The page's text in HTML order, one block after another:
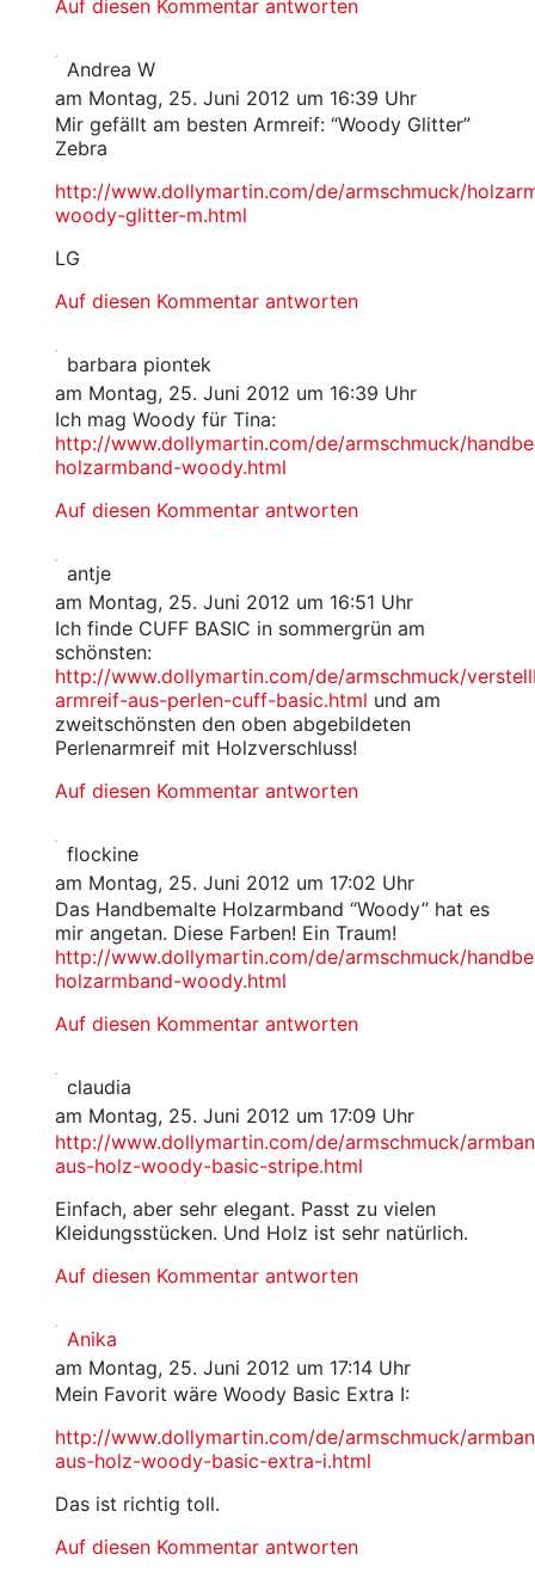
Auf diesen Kommentar antworten
Andrea W
am Montag, 25. Juni 2012 um 16:39 Uhr
Mir gefällt am besten Armreif: “Woody Glitter”
Zebra
http://www.dollymartin.com/de/armschmuck/
woody-glitter-m.html
LG
Auf diesen Kommentar antworten
barbara piontek
am Montag, 25. Juni 2012 um 16:39 Uhr
Ich mag Woody für Tina:
http://www.dollymartin.com/de/armschmuck/
holzarmband-woody.html
Auf diesen Kommentar antworten
antje
am Montag, 25. Juni 2012 um 16:51 Uhr
Ich finde CUFF BASIC in sommergrün am
schönsten:
http://www.dollymartin.com/de/armschmuck/
armreif-aus-perlen-cuff-basic.html und am
zweitschönsten den oben abgebildeten
Perlenarmreif mit Holzverschluss!
Auf diesen Kommentar antworten
flockine
am Montag, 25. Juni 2012 um 17:02 Uhr
Das Handbemalte Holzarmband “Woody” hat es
mir angetan. Diese Farben! Ein Traum!
http://www.dollymartin.com/de/armschmuck/
holzarmband-woody.html
Auf diesen Kommentar antworten
claudia
am Montag, 25. Juni 2012 um 17:09 Uhr
http://www.dollymartin.com/de/armschmuck/
aus-holz-woody-basic-stripe.html
Einfach, aber sehr elegant. Passt zu vielen
Kleidungsstücken. Und Holz ist sehr natürlich.
Auf diesen Kommentar antworten
Anika
am Montag, 25. Juni 2012 um 17:14 Uhr
Mein Favorit wäre Woody Basic Extra I:
http://www.dollymartin.com/de/armschmuck/
aus-holz-woody-basic-extra-i.html
Das ist richtig toll.
Auf diesen Kommentar antworten